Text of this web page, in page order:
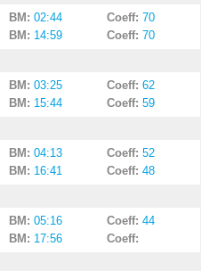
BM: 02:44 Coeff: 70
BM: 14:59 Coeff: 70
BM: 03:25 Coeff: 62
BM: 15:44 Coeff: 59
BM: 04:13 Coeff: 52
BM: 16:41 Coeff: 48
BM: 05:16 Coeff: 44
BM: 17:56 Coeff: